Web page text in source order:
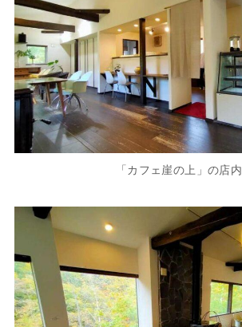
「カフェ崖の上」の店内